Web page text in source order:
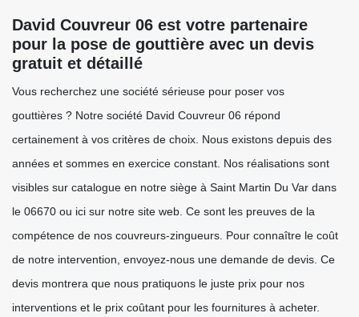
David Couvreur 06 est votre partenaire
pour la pose de gouttière avec un devis
gratuit et détaillé
Vous recherchez une société sérieuse pour poser vos
gouttières ? Notre société David Couvreur 06 répond
certainement à vos critères de choix. Nous existons depuis des
années et sommes en exercice constant. Nos réalisations sont
visibles sur catalogue en notre siège à Saint Martin Du Var dans
le 06670 ou ici sur notre site web. Ce sont les preuves de la
compétence de nos couvreurs-zingueurs. Pour connaître le coût
de notre intervention, envoyez-nous une demande de devis. Ce
devis montrera que nous pratiquons le juste prix pour nos
interventions et le prix coûtant pour les fournitures à acheter.